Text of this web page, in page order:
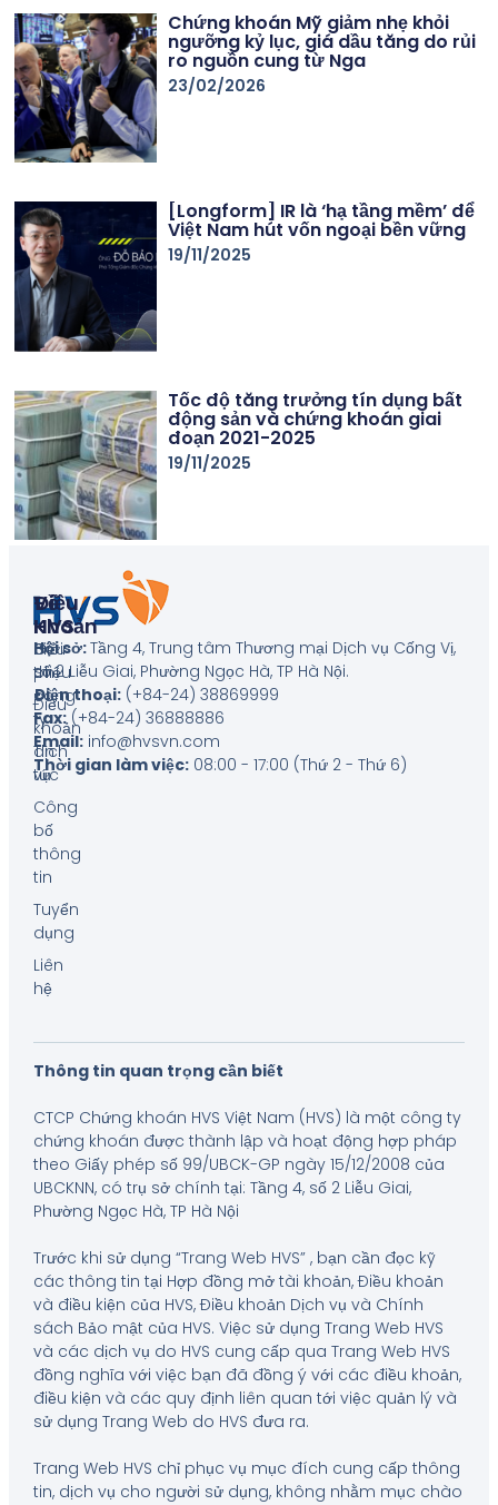
Chứng khoán Mỹ giảm nhẹ khỏi
ngưỡng kỷ lục, giá dầu tăng do rủi
ro nguồn cung từ Nga
23/02/2026
[Longform] IR là ‘hạ tầng mềm’ để
Việt Nam hút vốn ngoại bền vững
19/11/2025
Tốc độ tăng trưởng tín dụng bất
động sản và chứng khoán giai
đoạn 2021-2025
19/11/2025
Hội sở:Tầng 4, Trung tâm Thương mại Dịch vụ Cống Vị,
số 2 Liễu Giai, Phường Ngọc Hà, TP Hà Nội.
Điện thoại:(+84-24) 38869999
Fax:(+84-24) 36888886
Email:info@hvsvn.com
Thời gian làm việc:08:00 - 17:00 (Thứ 2 - Thứ 6)
Về
HVS
Giới
thiệu
công
ty
Tin
tức
Công
bố
thông
tin
Tuyển
dụng
Liên
hệ
Điều
Khoản
Biểu
phí
Điều
khoản
dịch
vụ
Thông tin quan trọng cần biết
CTCP Chứng khoán HVS Việt Nam (HVS) là một công ty
chứng khoán được thành lập và hoạt động hợp pháp
theo Giấy phép số 99/UBCK-GP ngày 15/12/2008 của
UBCKNN, có trụ sở chính tại: Tầng 4, số 2 Liễu Giai,
Phường Ngọc Hà, TP Hà Nội
Trước khi sử dụng “Trang Web HVS” , bạn cần đọc kỹ
các thông tin tại Hợp đồng mở tài khoản, Điều khoản
và điều kiện của HVS, Điều khoản Dịch vụ và Chính
sách Bảo mật của HVS. Việc sử dụng Trang Web HVS
và các dịch vụ do HVS cung cấp qua Trang Web HVS
đồng nghĩa với việc bạn đã đồng ý với các điều khoản,
điều kiện và các quy định liên quan tới việc quản lý và
sử dụng Trang Web do HVS đưa ra.
Trang Web HVS chỉ phục vụ mục đích cung cấp thông
tin, dịch vụ cho người sử dụng, không nhằm mục chào